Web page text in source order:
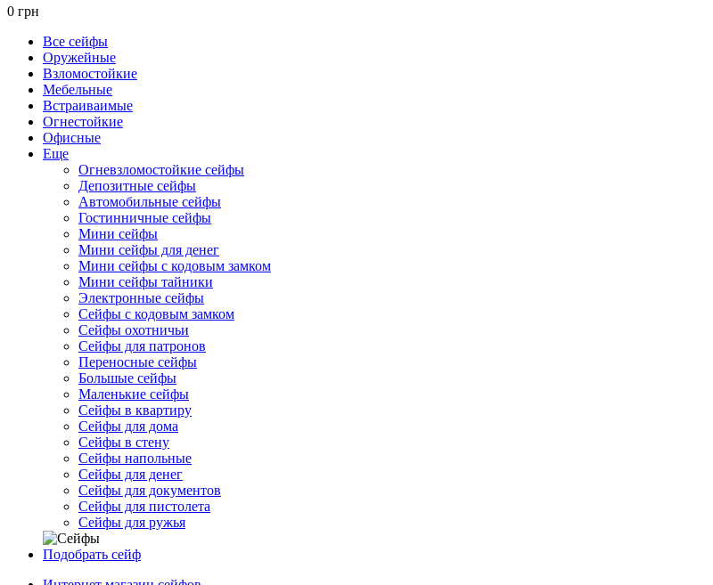
0 грн
Все сейфы
Оружейные
Взломостойкие
Мебельные
Встраиваимые
Огнестойкие
Офисные
Еще
Огневзломостойкие сейфы
Депозитные сейфы
Автомобильные сейфы
Гостинничные сейфы
Мини сейфы
Мини сейфы для денег
Мини сейфы с кодовым замком
Мини сейфы тайники
Электронные сейфы
Сейфы с кодовым замком
Сейфы охотничьи
Сейфы для патронов
Переносные сейфы
Большые сейфы
Маленькие сейфы
Сейфы в квартиру
Сейфы для дома
Сейфы в стену
Сейфы напольные
Сейфы для денег
Сейфы для документов
Сейфы для пистолета
Сейфы для ружья
Подобрать сейф